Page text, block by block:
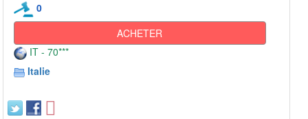
0
ACHETER
IT - 70***
Italie